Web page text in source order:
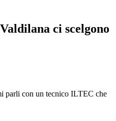
ci scelgono
parli con un tecnico ILTEC che